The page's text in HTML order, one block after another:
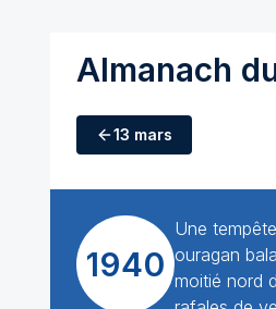
Almanach
13 mars
1940
Une
ouragan
moitié nord